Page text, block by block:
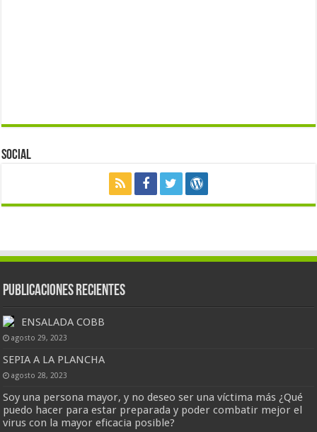
Social
Publicaciones Recientes
ENSALADA COBB
agosto 29, 2023
SEPIA A LA PLANCHA
agosto 28, 2023
Soy una persona mayor, y no deseo ser una víctima más ¿Qué
puedo hacer para estar preparada y poder combatir mejor el
virus con la mayor eficacia posible?